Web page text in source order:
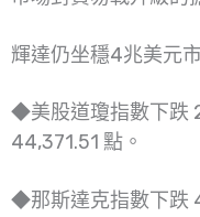
輝達仍坐穩4兆美元
◆美股道瓊指數下跌
44,371.51 點。
◆那斯達克指數下跌